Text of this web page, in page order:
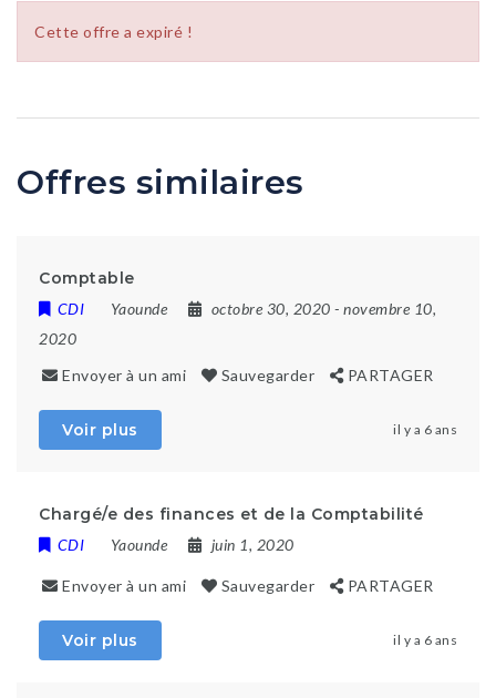
Cette offre a expiré !
Offres similaires
Comptable
CDI Yaounde octobre 30, 2020 - novembre 10,
2020
Envoyer à un ami
Sauvegarder PARTAGER
Voir plus il y a 6 ans
Chargé/e des finances et de la Comptabilité
CDI Yaounde juin 1, 2020
Envoyer à un ami Sauvegarder PARTAGER
Voir plus il y a 6 ans